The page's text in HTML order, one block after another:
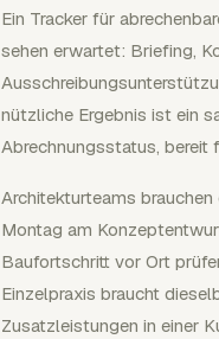
Ein Tracker für
sehen erwartet: Briefing,
nützliche Ergebnis ist ein
Abrechnungsstatus,
Architekturteams
Montag am
Baufortschritt vor Ort
Einzelpraxis braucht
Zusatzleistungen in einer